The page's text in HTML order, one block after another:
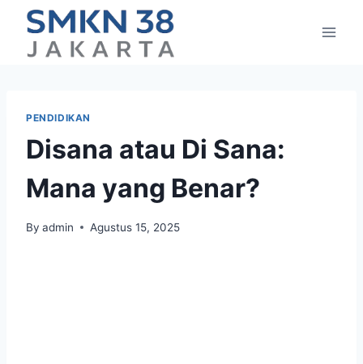
content
PENDIDIKAN
Disana atau Di Sana:
Mana yang Benar?
By admin Agustus 15, 2025